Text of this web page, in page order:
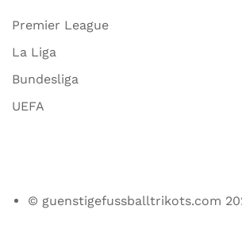
Premier League
La Liga
Bundesliga
UEFA
© guenstigefussballtrikots.com